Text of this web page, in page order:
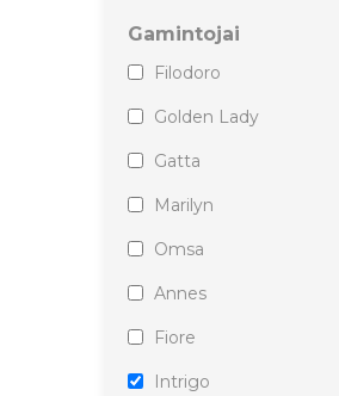
Gamintojai
Filodoro
Golden Lady
Gatta
Marilyn
Omsa
Annes
Fiore
Intrigo